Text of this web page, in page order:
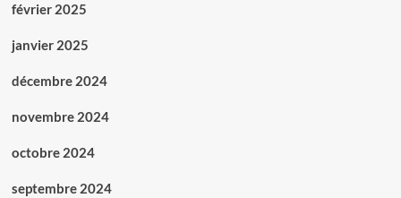
février 2025
janvier 2025
décembre 2024
novembre 2024
octobre 2024
septembre 2024